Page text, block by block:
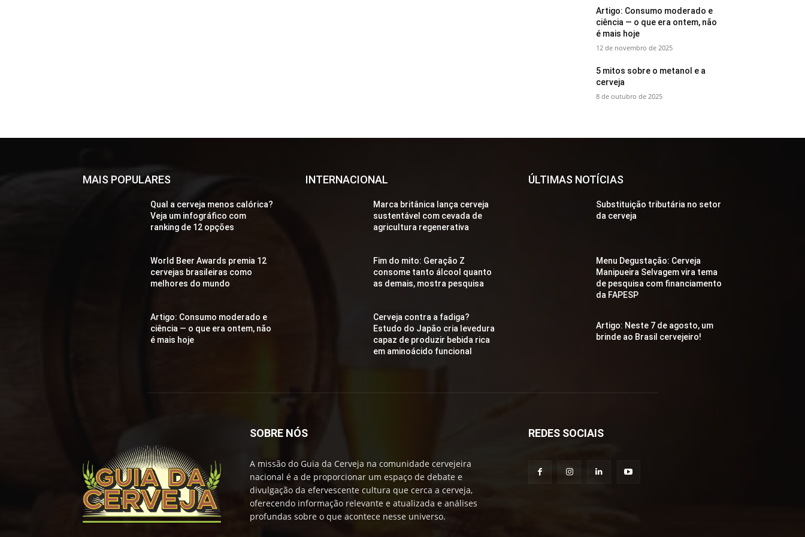
Artigo: Consumo moderado e
ciência — o que era ontem, não
é mais hoje
12 de novembro de 2025
5 mitos sobre o metanol e a
cerveja
8 de outubro de 2025
MAIS POPULARES
Qual a cerveja menos calórica?
Veja um infográfico com
ranking de 12 opções
World Beer Awards premia 12
cervejas brasileiras como
melhores do mundo
Artigo: Consumo moderado e
ciência — o que era ontem, não
é mais hoje
INTERNACIONAL
Marca britânica lança cerveja
sustentável com cevada de
agricultura regenerativa
Fim do mito: Geração Z
consome tanto álcool quanto
as demais, mostra pesquisa
Cerveja contra a fadiga?
Estudo do Japão cria levedura
capaz de produzir bebida rica
em aminoácido funcional
ÚLTIMAS NOTÍCIAS
Substituição tributária no setor
da cerveja
Menu Degustação: Cerveja
Manipueira Selvagem vira tema
de pesquisa com financiamento
da FAPESP
Artigo: Neste 7 de agosto, um
brinde ao Brasil cervejeiro!
SOBRE NÓS
A missão do Guia da Cerveja na comunidade cervejeira
nacional é a de proporcionar um espaço de debate e
divulgação da efervescente cultura que cerca a cerveja,
oferecendo informação relevante e atualizada e análises
profundas sobre o que acontece nesse universo.
REDES SOCIAIS